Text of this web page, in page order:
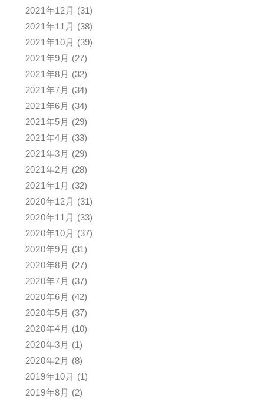
2021年12月 (31)
2021年11月 (38)
2021年10月 (39)
2021年9月 (27)
2021年8月 (32)
2021年7月 (34)
2021年6月 (34)
2021年5月 (29)
2021年4月 (33)
2021年3月 (29)
2021年2月 (28)
2021年1月 (32)
2020年12月 (31)
2020年11月 (33)
2020年10月 (37)
2020年9月 (31)
2020年8月 (27)
2020年7月 (37)
2020年6月 (42)
2020年5月 (37)
2020年4月 (10)
2020年3月 (1)
2020年2月 (8)
2019年10月 (1)
2019年8月 (2)